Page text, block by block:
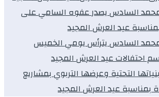
محمد السادس يصدر عفوه السامي على
محمد السادس يترأس يومي الخميس
احتفالات عيد العرش المجيد
التحتية وعرضها التربوي بمشاريع
بمناسبة عيد العرش المجيد